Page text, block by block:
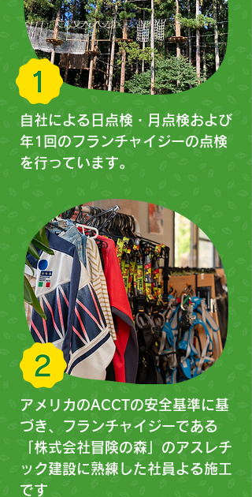
自社による日点検・月点検および
年1回のフランチャイジーの点検
を行っています。
アメリカのACCTの安全基準に基
づき、フランチャイジーである
「株式会社冒険の森」のアスレチ
ック建設に熟練した社員よる施工
です